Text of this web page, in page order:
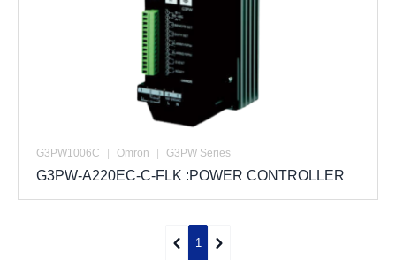
G3PW1006C Omron G3PW Series
G3PW-A220EC-C-FLK :POWER CONTROLLER
1